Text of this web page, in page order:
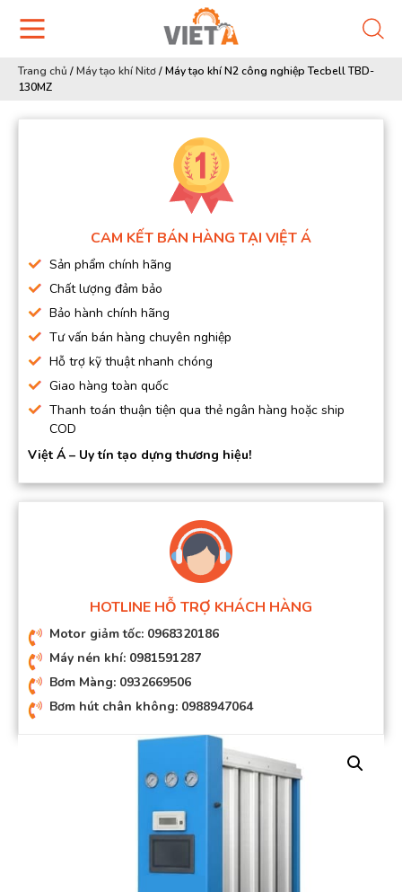
Trang chủ /Máy tạo khí Nitơ/Máy tạo khí N2 công nghiệp Tecbell TBD-
130MZ
CAM KẾT BÁN HÀNG TẠI VIỆT Á
Sản phẩm chính hãng
Chất lượng đảm bảo
Bảo hành chính hãng
Tư vấn bán hàng chuyên nghiệp
Hỗ trợ kỹ thuật nhanh chóng
Giao hàng toàn quốc
Thanh toán thuận tiện qua thẻ ngân hàng hoặc ship
COD
Việt Á – Uy tín tạo dựng thương hiệu!
HOTLINE HỖ TRỢ KHÁCH HÀNG
Motor giảm tốc: 0968320186
Máy nén khí: 0981591287
Bơm Màng: 0932669506
Bơm hút chân không: 0988947064